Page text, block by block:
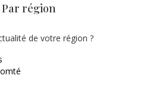
Par région
de votre région ?